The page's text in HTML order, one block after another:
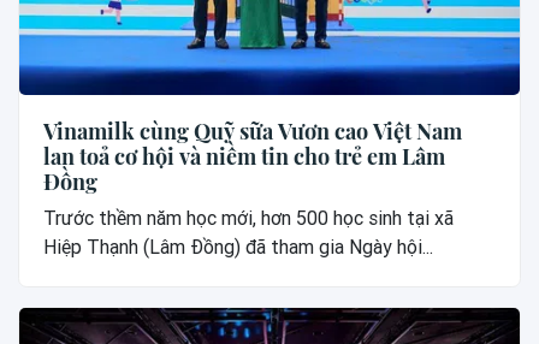
Vinamilk cùng Quỹ sữa Vươn cao Việt Nam
lan toả cơ hội và niềm tin cho trẻ em Lâm
Đồng
Trước thềm năm học mới, hơn 500 học sinh tại xã
Hiệp Thạnh (Lâm Đồng) đã tham gia Ngày hội...